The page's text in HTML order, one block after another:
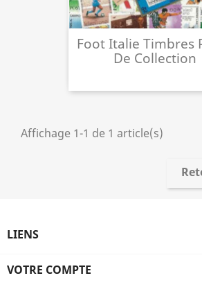
Foot Italie Timbres
De Collection
Affichage 1-1 de 1 article(s)
LIENS
VOTRE COMPTE